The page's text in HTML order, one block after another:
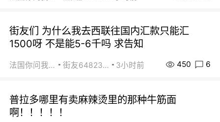
街友们 为什么我去西联往国内汇款只能汇
1500呀 不是能5-6千吗 求告知
法国你问我答 街友64823891 3小时前 450 6
普拉多哪里有卖麻辣烫里的那种牛筋面
啊！！！！！